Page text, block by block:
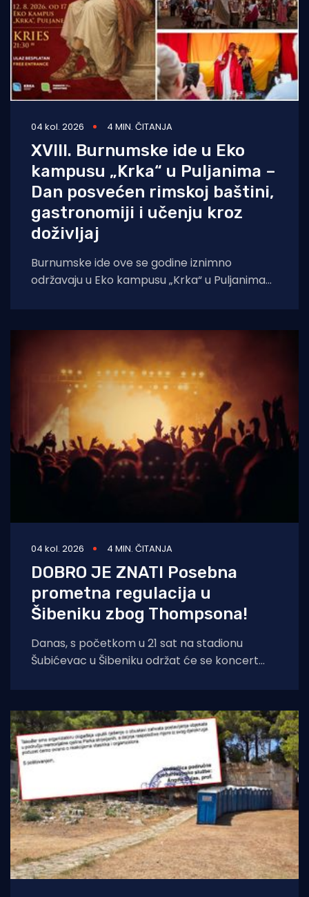
04 kol. 2026 4 MIN. ČITANJA
XVIII. Burnumske ide u Eko
kampusu „Krka“ u Puljanima –
Dan posvećen rimskoj baštini,
gastronomiji i učenju kroz
doživljaj
Burnumske ide ove se godine iznimno
održavaju u Eko kampusu „Krka“ u Puljanima
04 kol. 2026 4 MIN. ČITANJA
DOBRO JE ZNATI Posebna
prometna regulacija u
Šibeniku zbog Thompsona!
Danas, s početkom u 21 sat na stadionu
Šubićevac u Šibeniku održat će se koncert